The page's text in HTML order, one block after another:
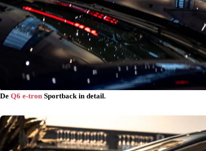
De Q6 e-tron Sportback in detail.